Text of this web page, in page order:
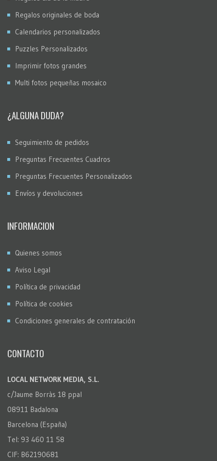
Regalos originales de boda
Calendarios personalizados
Puzzles Personalizados
Imprimir fotos grandes
Multi fotos pequeñas mosaico
¿ALGUNA DUDA?
Seguimiento de pedidos
Preguntas Frecuentes Cuadros
Preguntas Frecuentes Personalizados
Envíos y devoluciones
INFORMACION
Quienes somos
Aviso Legal
Política de privacidad
Política de cookies
Condiciones generales de contratación
CONTACTO
LOCAL NETWORK MEDIA, S.L.
c/Jaume Borràs 18 ppal
08911 Badalona
Barcelona (España)
Tel: 93 460 11 58
CIF: B62190681